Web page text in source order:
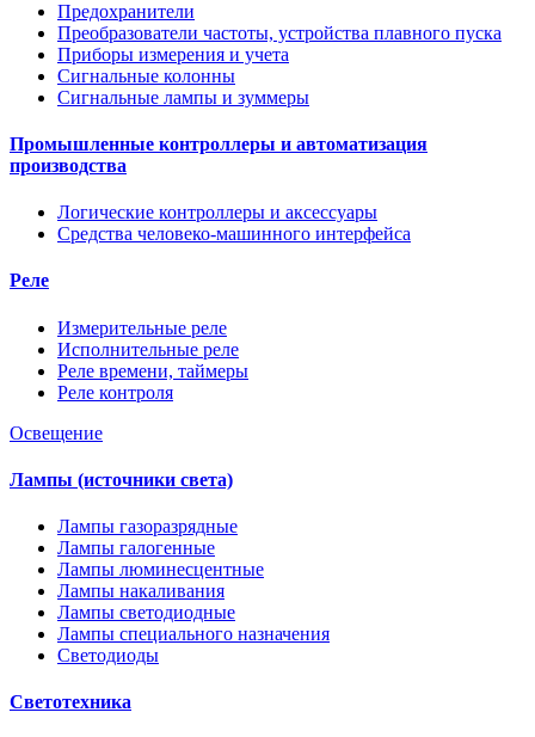
Предохранители
Преобразователи частоты, устройства плавного пуска
Приборы измерения и учета
Сигнальные колонны
Сигнальные лампы и зуммеры
Промышленные контроллеры и автоматизация
производства
Логические контроллеры и аксессуары
Средства человеко-машинного интерфейса
Реле
Измерительные реле
Исполнительные реле
Реле времени, таймеры
Реле контроля
Освещение
Лампы (источники света)
Лампы газоразрядные
Лампы галогенные
Лампы люминесцентные
Лампы накаливания
Лампы светодиодные
Лампы специального назначения
Светодиоды
Светотехника